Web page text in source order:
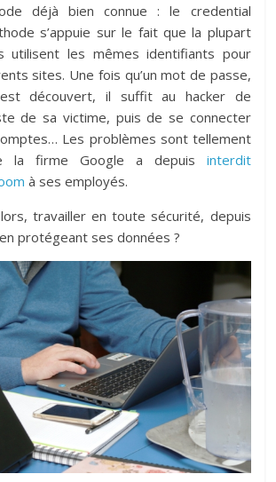
déjà bien connue : le credential
s’appuie sur le fait que la plupart
utilisent les mêmes identifiants pour
sites. Une fois qu’un mot de passe,
découvert, il suffit au hacker de
de sa victime, puis de se connecter
Les problèmes sont tellement
la firme Google a depuis interdit
à ses employés.
travailler en toute sécurité, depuis
protégeant ses données ?